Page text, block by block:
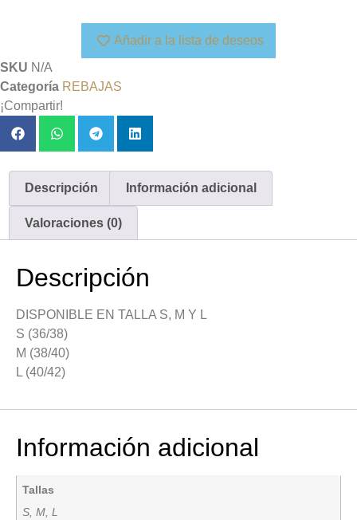
Añadir a la lista de deseos
SKU N/A
Categoría REBAJAS
¡Compartir!
Descripción Información adicional
Valoraciones (0)
Descripción
DISPONIBLE EN TALLA S, M Y L
S (36/38)
M (38/40)
L (40/42)
Información adicional
Tallas
S, M, L